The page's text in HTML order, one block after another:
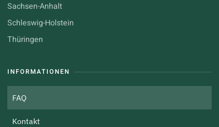
Sachsen-Anhalt
Schleswig-Holstein
Thüringen
INFORMATIONEN
FAQ
Kontakt